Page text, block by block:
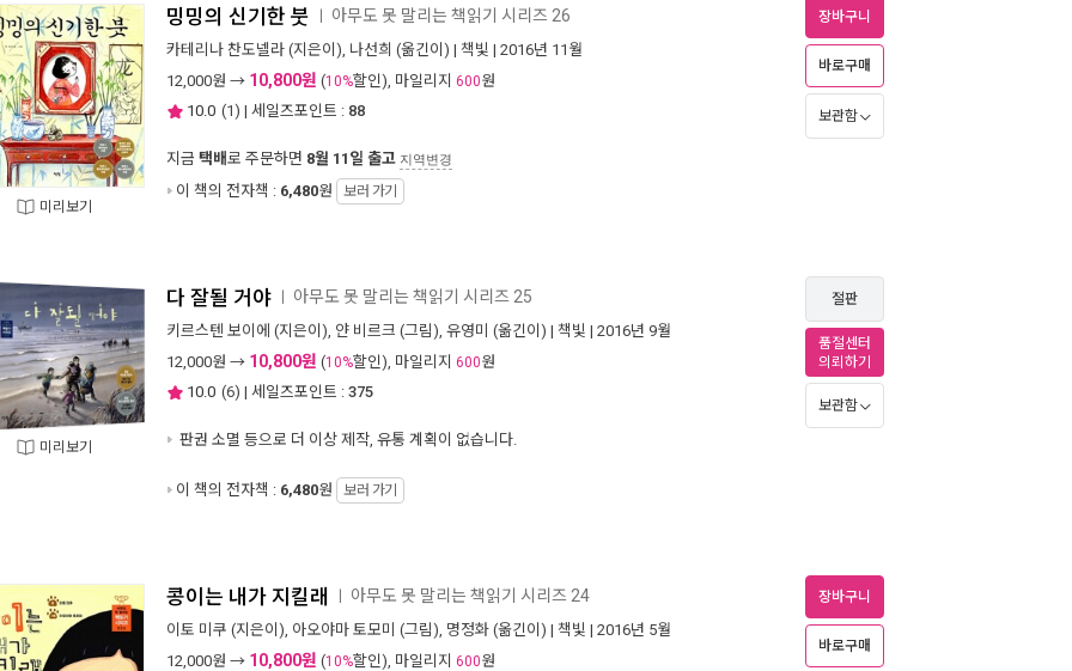
미리보기
밍밍의 신기한 붓 아무도 못 말리는 책읽기 시리즈 26
카테리나 찬도넬라 (지은이), 나선희 (옮긴이) | 책빛 | 2016년 11월
12,000원 → 10,800원 (10%할인), 마일리지 600원
10.0 (1) | 세일즈포인트 : 88
지금 택배로 주문하면 8월 11일 출고 지역변경
이 책의 전자책 : 6,480원 보러 가기
장바구니
바로구매
보관함
미리보기
다 잘될 거야 아무도 못 말리는 책읽기 시리즈 25
키르스텐 보이에 (지은이), 얀 비르크 (그림), 유영미 (옮긴이) | 책빛 | 2016년 9월
12,000원 → 10,800원 (10%할인), 마일리지 600원
10.0 (6) | 세일즈포인트 : 375
판권 소멸 등으로 더 이상 제작, 유통 계획이 없습니다.
이 책의 전자책 : 6,480원 보러 가기
절판
품절센터
의뢰하기
보관함
콩이는 내가 지킬래 아무도 못 말리는 책읽기 시리즈 24
이토 미쿠 (지은이), 아오야마 토모미 (그림), 명정화 (옮긴이) | 책빛 | 2016년 5월
12,000원 → 10,800원 (10%할인), 마일리지 600원
장바구니
바로구매